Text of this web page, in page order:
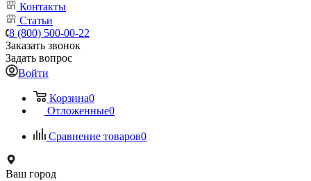
Контакты
Статьи
8 (800) 500-00-22
Заказать звонок
Задать вопрос
Войти
Корзина0
Отложенные0
Сравнение товаров0
Ваш город